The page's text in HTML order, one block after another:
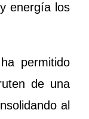
energía los
permitido
de una
al